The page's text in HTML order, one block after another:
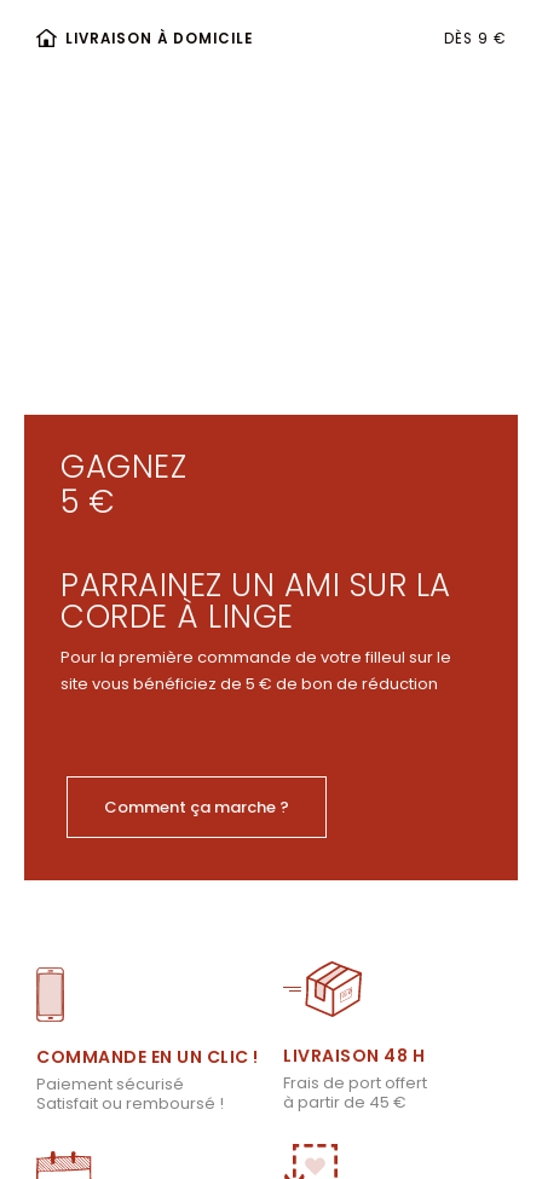
LIVRAISON À DOMICILE DÈS 9 €
GAGNEZ
5 €
PARRAINEZ UN AMI SUR LA
CORDE À LINGE
Pour la première commande de votre filleul sur le
site vous bénéficiez de 5 € de bon de réduction
Comment ça marche ?
COMMANDE EN UN CLIC !
Paiement sécurisé
Satisfait ou remboursé !
LIVRAISON 48 H
Frais de port offert
à partir de 45 €